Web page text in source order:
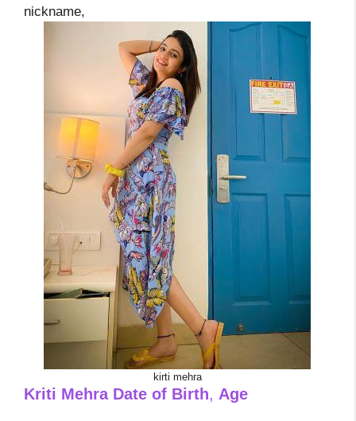
nickname,
kirti mehra
Kriti Mehra Date of Birth, Age